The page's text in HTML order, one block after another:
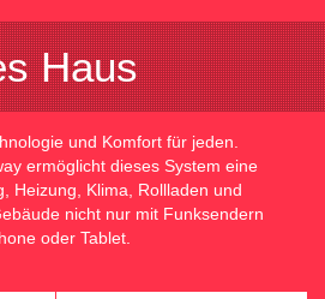
Haus
und Komfort für jeden.
ermöglicht dieses System eine
Heizung, Klima, Rollladen und
nicht nur mit Funksendern
oder Tablet.